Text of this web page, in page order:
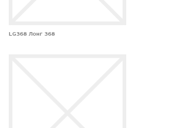
LG368 Лонг 368